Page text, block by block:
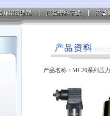
产品名称：MC20系列压